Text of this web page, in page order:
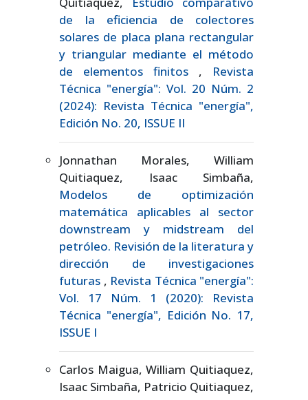
de la eficiencia de colectores
solares de placa plana rectangular
y triangular mediante el método
de elementos finitos , Revista
Técnica "energía": Vol. 20 Núm. 2
(2024): Revista Técnica "energía",
Edición No. 20, ISSUE II
Jonnathan Morales, William
Quitiaquez, Isaac Simbaña,
Modelos de optimización
matemática aplicables al sector
downstream y midstream del
petróleo. Revisión de la literatura y
dirección de investigaciones
futuras , Revista Técnica "energía":
Vol. 17 Núm. 1 (2020): Revista
Técnica "energía", Edición No. 17,
ISSUE I
Carlos Maigua, William Quitiaquez,
Isaac Simbaña, Patricio Quitiaquez,